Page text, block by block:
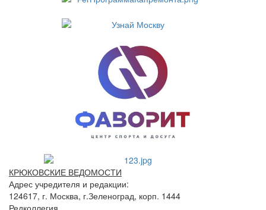
КРЮКОВСКИЕ ВЕДОМОСТИ
Адрес учредителя и редакции:
124617, г. Москва, г.Зеленоград, корп. 1444